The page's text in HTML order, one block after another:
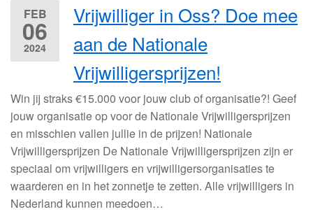
FEB
06
2024
Vrijwilliger in Oss? Doe mee
aan de Nationale
Vrijwilligersprijzen!
Win jij straks €15.000 voor jouw club of organisatie?! Geef
jouw organisatie op voor de Nationale Vrijwilligersprijzen
en misschien vallen jullie in de prijzen! Nationale
Vrijwilligersprijzen De Nationale Vrijwilligersprijzen zijn er
speciaal om vrijwilligers en vrijwilligersorganisaties te
waarderen en in het zonnetje te zetten. Alle vrijwilligers in
Nederland kunnen meedoen…